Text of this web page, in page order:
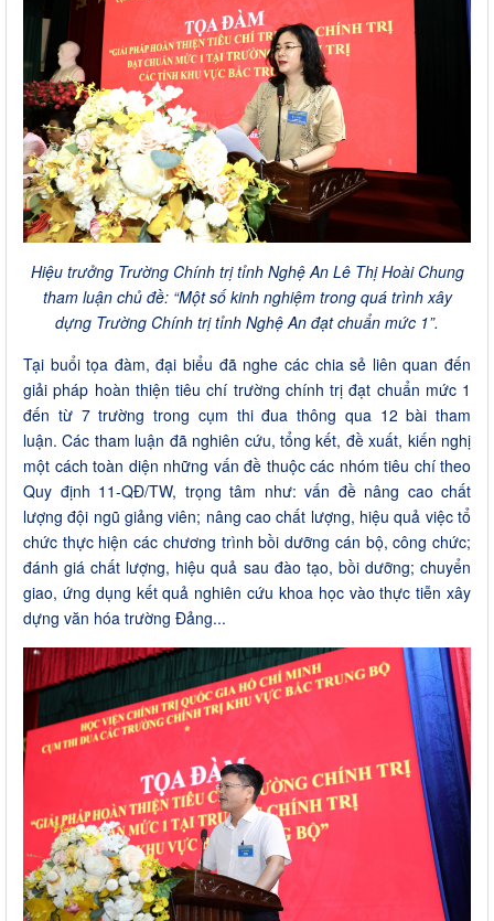
Hiệu trưởng Trường Chính trị tỉnh Nghệ An Lê Thị Hoài Chung
tham luận chủ đề: “Một số kinh nghiệm trong quá trình xây
dựng Trường Chính trị tỉnh Nghệ An đạt chuẩn mức 1”.
Tại buổi tọa đàm, đại biểu đã nghe các chia sẻ liên quan đến
giải pháp hoàn thiện tiêu chí trường chính trị đạt chuẩn mức 1
đến từ 7 trường trong cụm thi đua thông qua 12 bài tham
luận. Các tham luận đã nghiên cứu, tổng kết, đề xuất, kiến nghị
một cách toàn diện những vấn đề thuộc các nhóm tiêu chí theo
Quy định 11-QĐ/TW, trọng tâm như: vấn đề nâng cao chất
lượng đội ngũ giảng viên; nâng cao chất lượng, hiệu quả việc tổ
chức thực hiện các chương trình bồi dưỡng cán bộ, công chức;
đánh giá chất lượng, hiệu quả sau đào tạo, bồi dưỡng; chuyển
giao, ứng dụng kết quả nghiên cứu khoa học vào thực tiễn xây
dựng văn hóa trường Đảng...